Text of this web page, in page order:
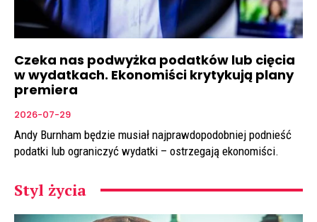
Czeka nas podwyżka podatków lub cięcia
w wydatkach. Ekonomiści krytykują plany
premiera
2026-07-29
Andy Burnham będzie musiał najprawdopodobniej podnieść
podatki lub ograniczyć wydatki – ostrzegają ekonomiści.
Styl życia